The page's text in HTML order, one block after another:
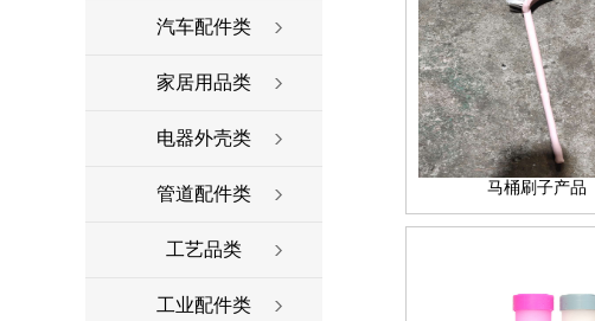
汽车配件类
家居用品类
电器外壳类
管道配件类
工艺品类
工业配件类
马桶刷子产品